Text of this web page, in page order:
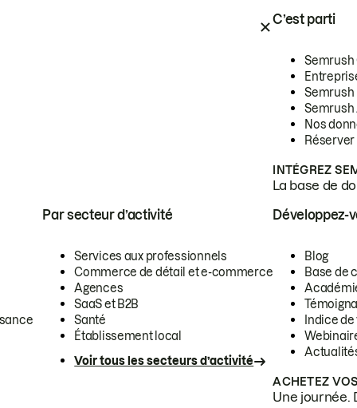
C’est parti
Semrush
Semrush
Semrush
Nos
INTÉGREZ
La base de
Par secteur d’activité
Services aux professionnels
Commerce de détail et e-commerce
Agences
SaaS et B2B
Santé
Établissement local
Voir tous les secteurs d’activité
Développez-
Blog
Base de
Indice
ACHETEZ
Une journée.